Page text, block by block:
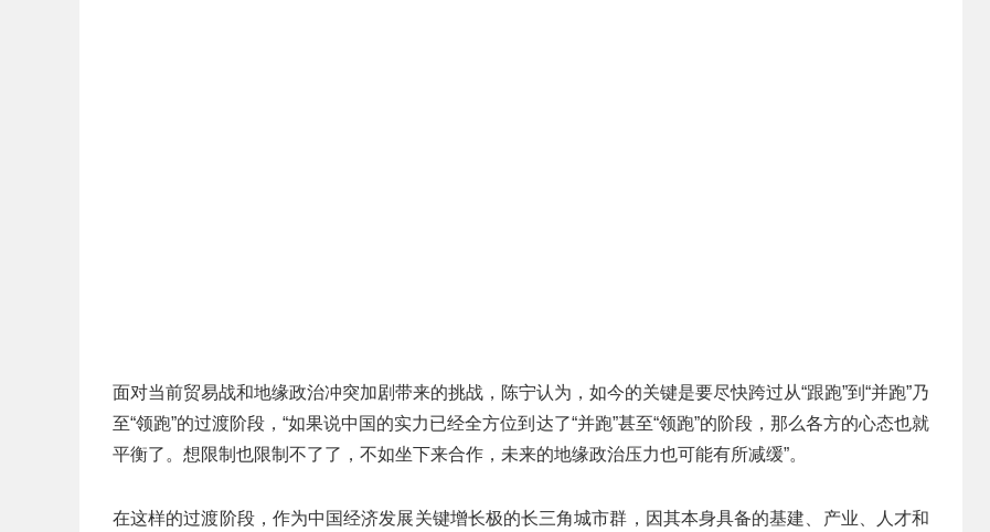
面对当前贸易战和地缘政治冲突加剧带来的挑战，陈宁认为，如今的关键是要尽快跨过从“跟跑”到“并跑”乃
至“领跑”的过渡阶段，“如果说中国的实力已经全方位到达了“并跑”甚至“领跑”的阶段，那么各方的心态也就
平衡了。想限制也限制不了了，不如坐下来合作，未来的地缘政治压力也可能有所减缓”。
在这样的过渡阶段，作为中国经济发展关键增长极的长三角城市群，因其本身具备的基建、产业、人才和